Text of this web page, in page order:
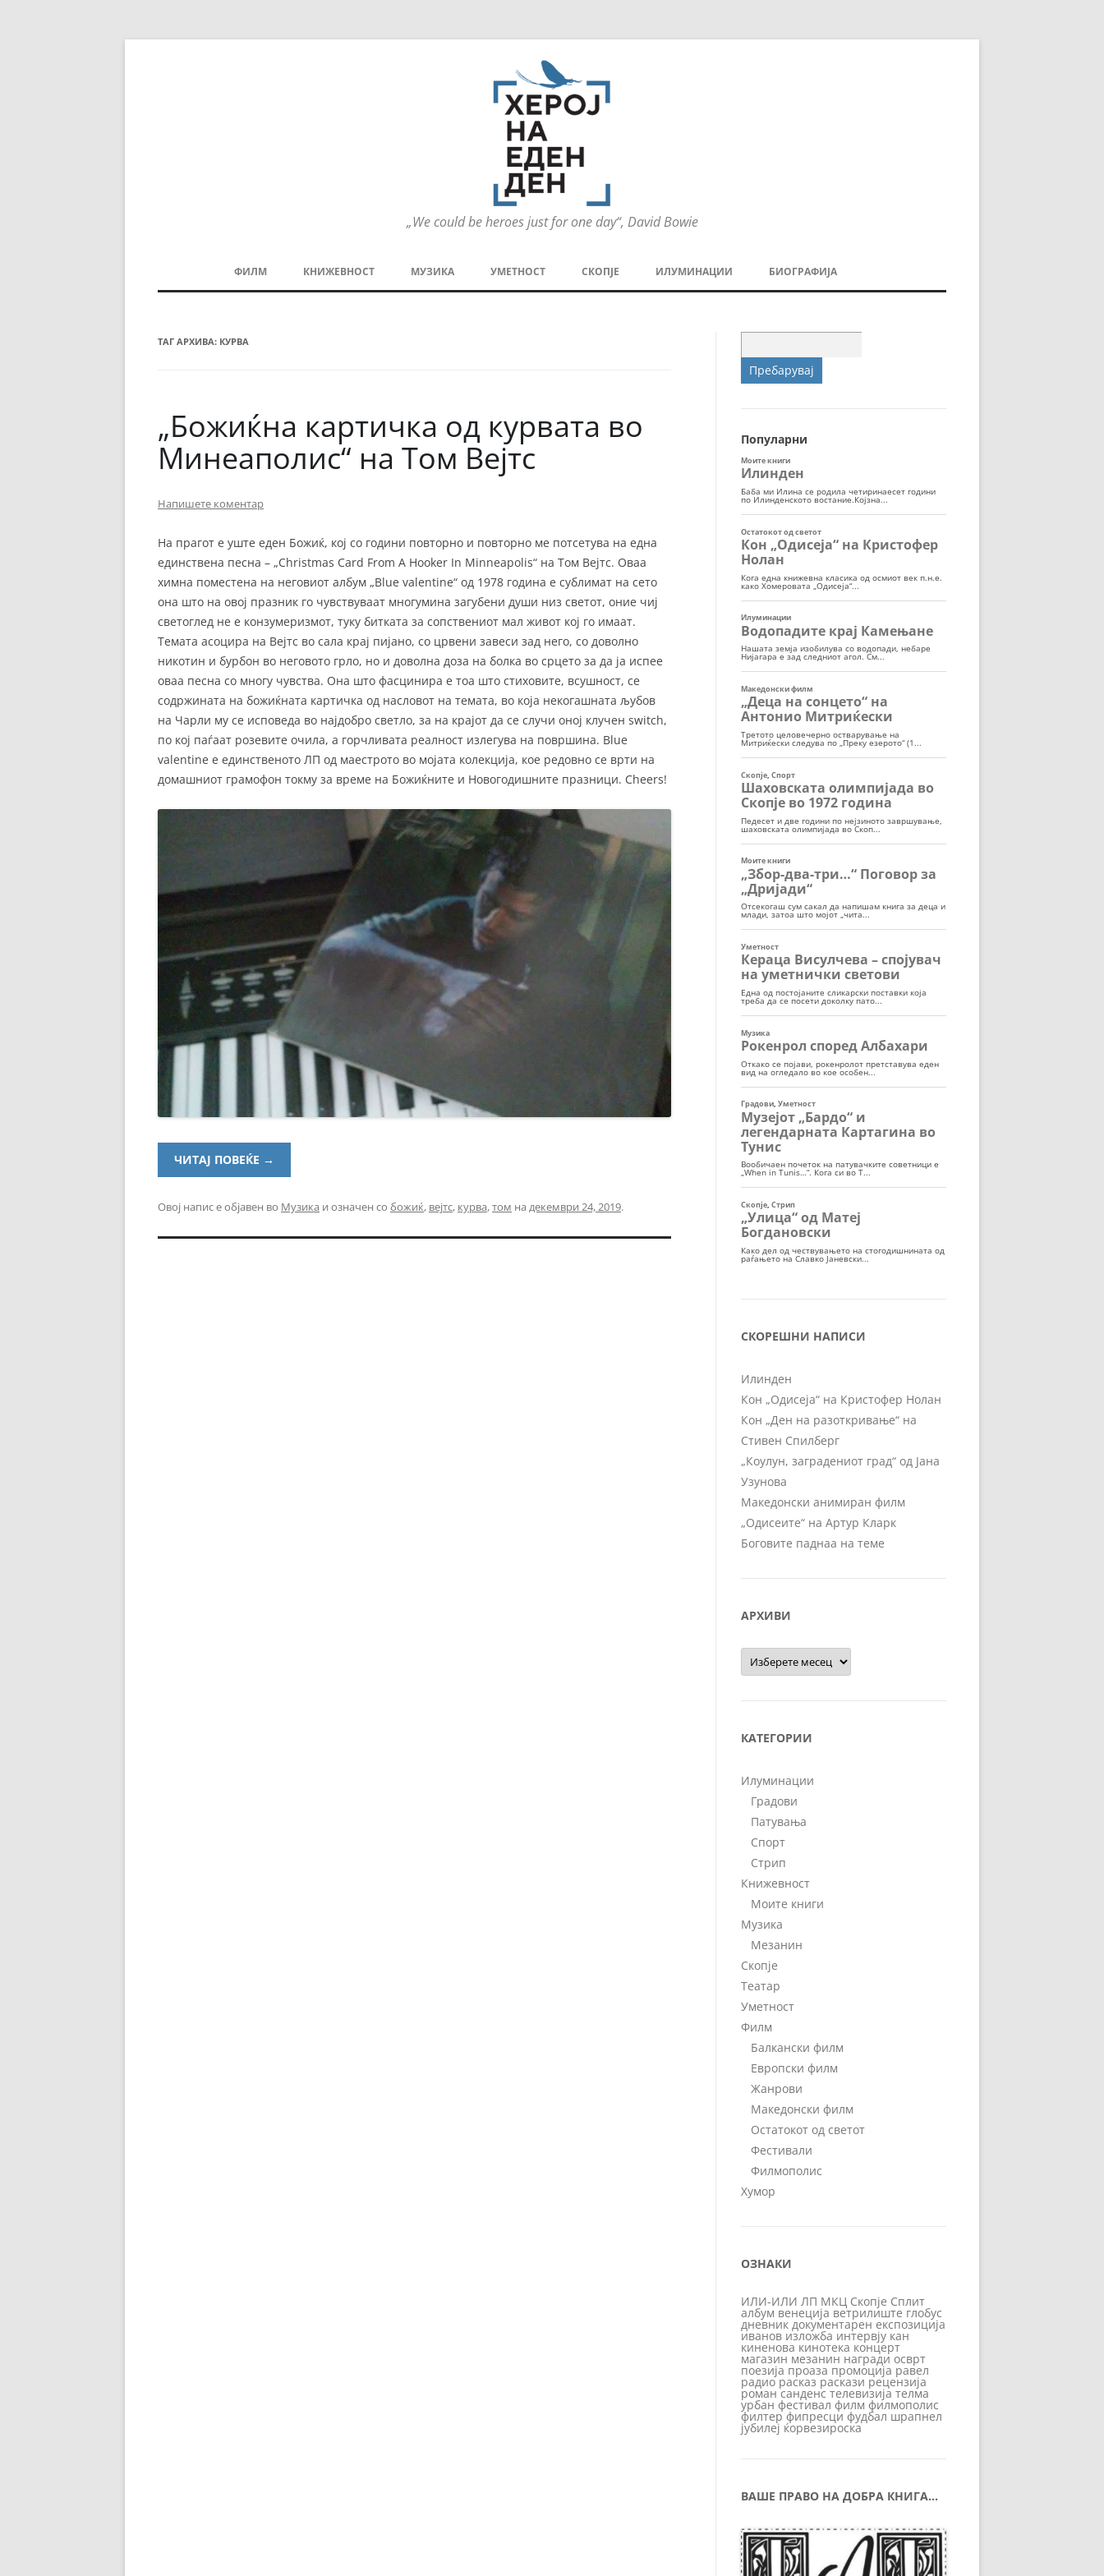
„We could be heroes just for one day“, David Bowie
содржината
ФИЛМ
ЖАНРОВИ
КНИЖЕВНОСТ МУЗИКА УМЕТНОСТ СКОПЈЕ ИЛУМИНАЦИИ
СПОРТ
БИОГРАФИЈА
ТАГ АРХИВА: КУРВА
„Божиќна картичка од курвата во
Минеаполис“ на Том Вејтс
Напишете коментар
На прагот е уште еден Божиќ, кој со години повторно и повторно ме потсетува на една
единствена песна – „Christmas Card From A Hooker In Minneapolis“ на Том Вејтс. Оваа
химна поместена на неговиот албум „Blue valentine“ од 1978 година е сублимат на сето
она што на овој празник го чувствуваат многумина загубени души низ светот, оние чиј
светоглед не е конзумеризмот, туку битката за сопствениот мал живот кој го имаат.
Темата асоцира на Вејтс во сала крај пијано, со црвени завеси зад него, со доволно
никотин и бурбон во неговото грло, но и доволна доза на болка во срцето за да ја испее
оваа песна со многу чувства. Она што фасцинира е тоа што стиховите, всушност, се
содржината на божиќната картичка од насловот на темата, во која некогашната љубов
на Чарли му се исповеда во најдобро светло, за на крајот да се случи оној клучен switch,
по кој паѓаат розевите очила, а горчливата реалност излегува на површина. Blue
valentine е единственото ЛП од маестрото во мојата колекција, кое редовно се врти на
домашниот грамофон токму за време на Божиќните и Новогодишните празници. Cheers!
ЧИТАЈ ПОВЕЌЕ →
Овој напис е објавен во Музика и означен со божиќ, вејтс, курва,том на декември 24, 2019.
за:
Популарни
СКОРЕШНИ НАПИСИ
Илинден
Кон „Одисеја“ на Кристофер Нолан
Кон „Ден на разоткривање“ на
Стивен Спилберг
„Коулун, заградениот град“ од Јана
Узунова
Македонски анимиран филм
„Одисеите“ на Артур Кларк
Боговите паднаа на теме
АРХИВИ
Архиви
КАТЕГОРИИ
Илуминации
Градови
Патувања
Спорт
Стрип
Книжевност
Моите книги
Музика
Мезанин
Скопје
Театар
Уметност
Филм
Балкански филм
Европски филм
Жанрови
Македонски филм
Остатокот од светот
Фестивали
Филмополис
Хумор
ОЗНАКИ
ИЛИ-ИЛИ ЛП МКЦ Скопје Сплит
албум венеција ветрилиште глобус
дневник документарен експозиција
иванов изложба интервју кан
киненова кинотека концерт
магазин мезанин награди осврт
поезија проаза промоција равел
радио расказ раскази рецензија
роман санденс телевизија телма
урбан фестивал филм филмополис
филтер фипресци фудбал шрапнел
јубилеј ќорвезироска
ВАШЕ ПРАВО НА ДОБРА КНИГА…